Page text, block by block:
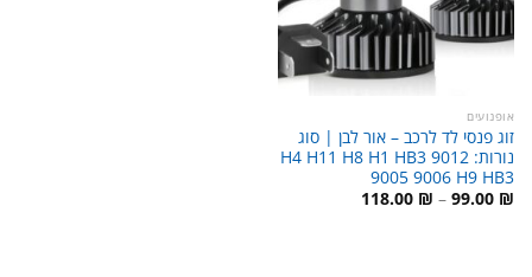
אופנועים
זוג פנסי לד לרכב – אור לבן | סוג
נורות: H4 H11 H8 H1 HB3 9012
9005 9006 H9 HB3
99.00 ₪
–
118.00 ₪ טווח